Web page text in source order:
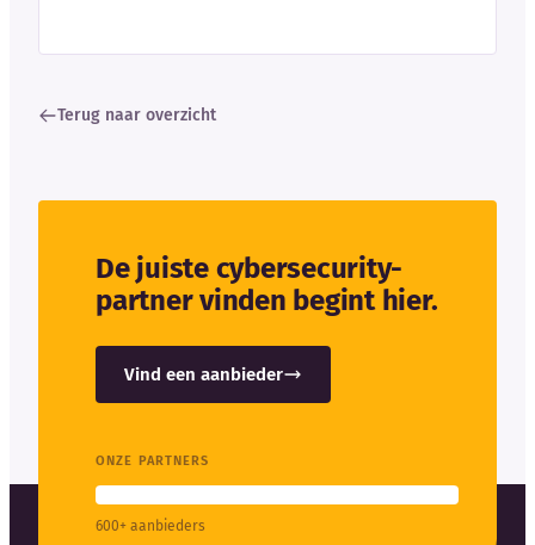
Terug naar overzicht
De juiste cybersecurity-
partner vinden begint hier.
Vind een aanbieder
ONZE PARTNERS
600+ aanbieders